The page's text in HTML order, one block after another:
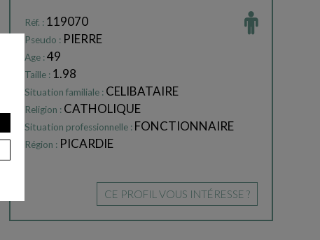
Réf. : 119070
Pseudo : PIERRE
Age :49
Taille : 1.98
Situation familiale : CELIBATAIRE
Religion : CATHOLIQUE
Situation professionnelle : FONCTIONNAIRE
Région : PICARDIE
CE PROFIL VOUS INTÉRESSE ?